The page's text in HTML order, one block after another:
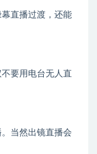
直播过渡，还能
要用电台无人直
当然出镜直播会